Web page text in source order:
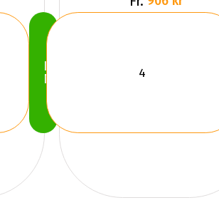
Köp
Nu